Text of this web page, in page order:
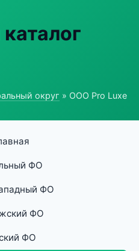
округ » ООО Pro Luxe
ФО
ФО
ФО
ФО